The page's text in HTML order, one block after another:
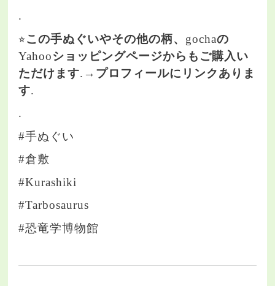
.
⭐︎この手ぬぐいやその他の柄、 gochaの
Yahooショッピングページからもご購入い
ただけます.→ プロフィールにリンクありま
す.
.
#手ぬぐい
#倉敷
#Kurashiki
#Tarbosaurus
#恐竜学博物館